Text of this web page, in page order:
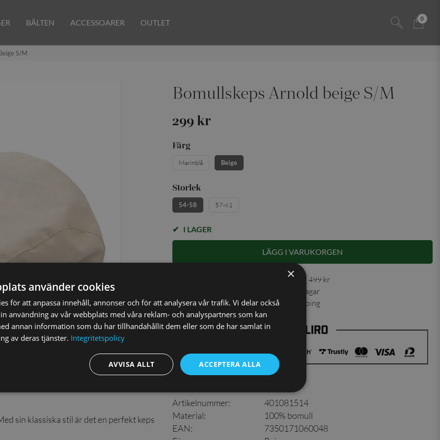
0
BÄLTEN ACCESSOARER OUTLET
S/M
sin klassiska stil är det en perfekt keps
Bomullskeps Arnold beige S/M
299 kr
Färg
Marinblå Beige
Storlek
54-58 57-61
I LAGER
LÄGG I VARUKORGEN
✓ Öppet köp i 30 dagar ✓ Fri frakt från 499 kr
✓ Din beställning skickas inom 1-2 vardagar
✓ Snabb leverans från vårt lager i Jönköping
Artikelnummer:
401081514
Material:
100% bomull
EAN:
7350171060048
×
använder cookies
för att anpassa innehåll, annonser och för att analysera vår trafik. Vi delar också
användning av vår webbplats med våra reklam- och analyspartners som kan
annan information som du har tillhandahållit dem eller som de har samlat in
av deras tjänster. Integritetspolicy
ACCEPTERA ALLA
AVVISA ALLT